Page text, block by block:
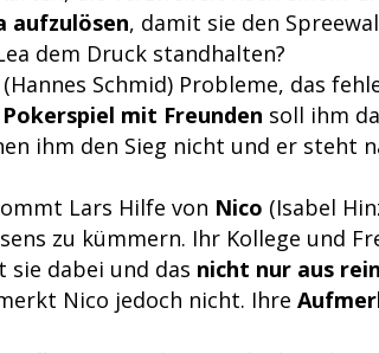
aufzulösen, damit sie den
dem Druck standhalten?
(Hannes Schmid) Probleme, das
Pokerspiel mit Freunden soll ihm
ihm den Sieg nicht und er steht
Lars Hilfe von Nico (Isabel
zu kümmern. Ihr Kollege und
sie dabei und das nicht nur aus
Nico jedoch nicht. Ihre